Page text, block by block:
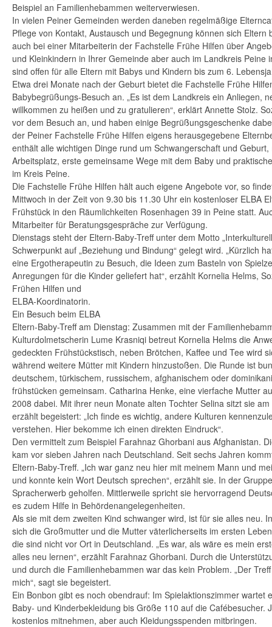
Beispiel an Familienhebammen weiterverwiesen.
In vielen Peiner Gemeinden werden daneben regelmäßige
Pflege von Kontakt, Austausch und Begegnung können sich Eltern
auch bei einer Mitarbeiterin der Fachstelle Frühe Hilfen über
und Kleinkindern in Ihrer Gemeinde aber auch im Landkreis Peine
sind offen für alle Eltern mit Babys und Kindern bis zum 6.
Etwa drei Monate nach der Geburt bietet die Fachstelle Frühe
Babybegrüßungs-Besuch an. „Es ist dem Landkreis ein Anliegen,
willkommen zu heißen und zu gratulieren“, erklärt Annette Stolz.
vor dem Besuch an, und haben einige Begrüßungsgeschenke
der Peiner Fachstelle Frühe Hilfen eigens herausgegebene
enthält alle wichtigen Dinge rund um Schwangerschaft und
Arbeitsplatz, erste gemeinsame Wege mit dem Baby und
im Kreis Peine.
Die Fachstelle Frühe Hilfen hält auch eigene Angebote vor, so
Mittwoch in der Zeit von 9.30 bis 11.30 Uhr ein kostenloser ELBA
Frühstück in den Räumlichkeiten Rosenhagen 39 in Peine statt.
Mitarbeiter für Beratungsgespräche zur Verfügung.
Dienstags steht der Eltern-Baby-Treff unter dem Motto
Schwerpunkt auf „Beziehung und Bindung“ gelegt wird. „Kürzlich
eine Ergotherapeutin zu Besuch, die Ideen zum Basteln von
Anregungen für die Kinder geliefert hat“, erzählt Kornelia Helms,
Frühen Hilfen und
ELBA-Koordinatorin.
Ein Besuch beim ELBA
Eltern-Baby-Treff am Dienstag: Zusammen mit der
Kulturdolmetscherin Lume Krasniqi betreut Kornelia Helms die
gedeckten Frühstückstisch, neben Brötchen, Kaffee und Tee wird
während weitere Mütter mit Kindern hinzustoßen. Die Runde ist
deutschem, türkischem, russischem, afghanischem oder
frühstücken gemeinsam. Catharina Henke, eine vierfache Mutter
2008 dabei. Mit ihrer neun Monate alten Tochter Selina sitzt sie
erzählt begeistert: „Ich finde es wichtig, andere Kulturen
verstehen. Hier bekomme ich einen direkten Eindruck“.
Den vermittelt zum Beispiel Farahnaz Ghorbani aus Afghanistan.
kam vor sieben Jahren nach Deutschland. Seit sechs Jahren
Eltern-Baby-Treff. „Ich war ganz neu hier mit meinem Mann und
und konnte kein Wort Deutsch sprechen“, erzählt sie. In der
Spracherwerb geholfen. Mittlerweile spricht sie hervorragend
es zudem Hilfe in Behördenangelegenheiten.
Als sie mit dem zweiten Kind schwanger wird, ist für sie alles neu.
sich die Großmutter und die Mutter väterlicherseits im ersten
die sind nicht vor Ort in Deutschland. „Es war, als wäre es mein
alles neu lernen“, erzählt Farahnaz Ghorbani. Durch die
und durch die Familienhebammen war das kein Problem. „Der
mich“, sagt sie begeistert.
Ein Bonbon gibt es noch obendrauf: Im Spielaktionszimmer wartet
Baby- und Kinderbekleidung bis Größe 110 auf die Cafébesucher.
kostenlos mitnehmen, aber auch Kleidungsspenden mitbringen.